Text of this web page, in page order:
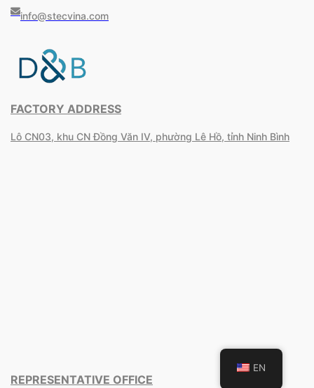
info@stecvina.com
FACTORY ADDRESS
Lô CN03, khu CN Đồng Văn IV, phường Lê Hồ, tỉnh Ninh Bình
REPRESENTATIVE OFFICE
EN